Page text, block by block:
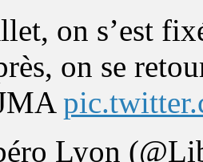
on s’est
on se
Lyon